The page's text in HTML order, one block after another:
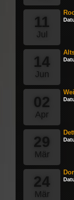
11
Jul
14
Jun
02
Apr
29
Mär
24
Mär